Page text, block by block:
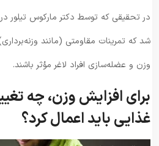
شد که تمرینات مقاومتی (مانند
وزن و عضله‌سازی افراد لاغر مؤثر باشند.
برای افزایش وزن، چه
غذایی باید اعمال کرد؟